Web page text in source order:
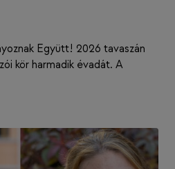
Együtt! 2026 tavaszán
kör harmadik évadát. A